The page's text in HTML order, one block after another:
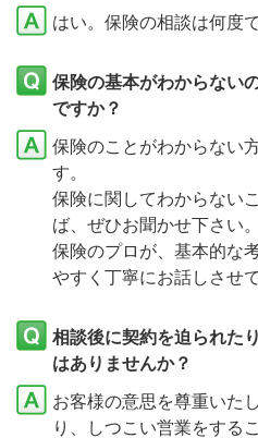
はい。保険の相談は何度
保険の基本がわからない
ですか？
保険のことがわからない
す。
保険に関してわからない
ば、ぜひお聞かせ下さい。
保険のプロが、基本的な
やすく丁寧にお話しさせ
相談後に契約を迫られた
はありませんか？
お客様の意思を尊重いた
り、しつこい営業をする